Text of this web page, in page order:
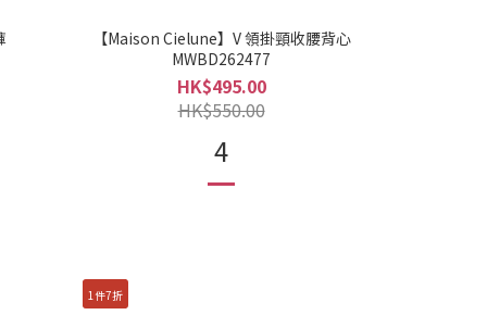
【Maison Cielune】V 領掛頸收腰背心
MWBD262477
HK$495.00
HK$550.00
4
1件7折